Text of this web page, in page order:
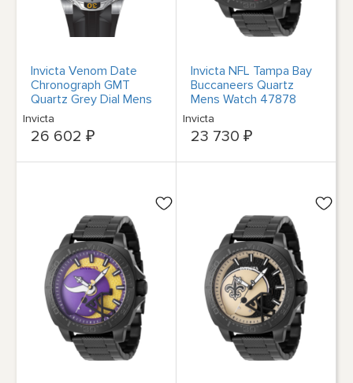
Invicta Venom Date
Chronograph GMT
Quartz Grey Dial Mens
Watch 47760
Invicta
26 602 ₽
Invicta NFL Tampa Bay
Buccaneers Quartz
Mens Watch 47878
Invicta
23 730 ₽